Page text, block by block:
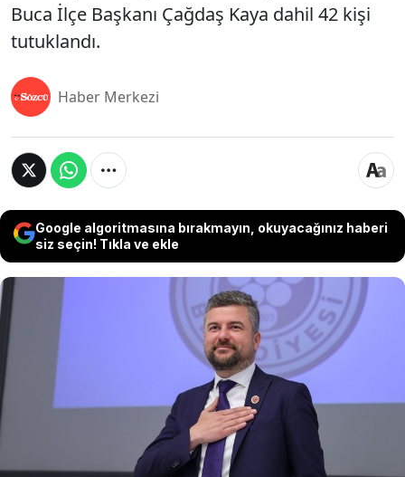
Buca İlçe Başkanı Çağdaş Kaya dahil 42 kişi
tutuklandı.
Haber Merkezi
Google algoritmasına bırakmayın, okuyacağınız haberi
siz seçin! Tıkla ve ekle
Buca Belediyesi'ne yönelik soruşturmada
gözaltına alınan mevcut başkan Görkem
Duman, eski Başkan Erhan Kılıç ve eski CHP
Buca İlçe Başkanı Çağdaş Kaya dahil 42 kişi
tutuklandı.